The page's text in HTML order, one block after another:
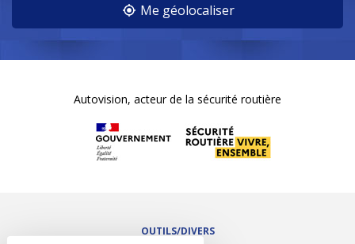
Me géolocaliser
Autovision, acteur de la sécurité routière
OUTILS/DIVERS